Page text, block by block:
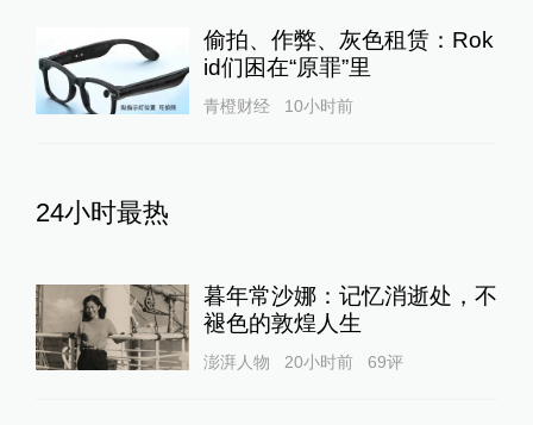
偷拍、作弊、灰色租赁：Rok
id们困在“原罪”里
青橙财经 10小时前
24小时最热
暮年常沙娜：记忆消逝处，不
褪色的敦煌人生
澎湃人物 20小时前 69评